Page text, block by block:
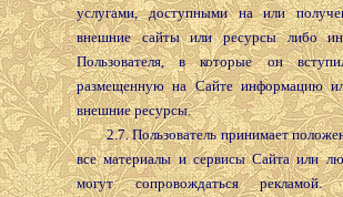
услугами, доступными на или
внешние сайты или ресурсы либо
Пользователя, в которые он
размещенную на Сайте информацию
внешние ресурсы.
2.7. Пользователь принимает
все материалы и сервисы Сайта или
могут сопровождаться рекламой.